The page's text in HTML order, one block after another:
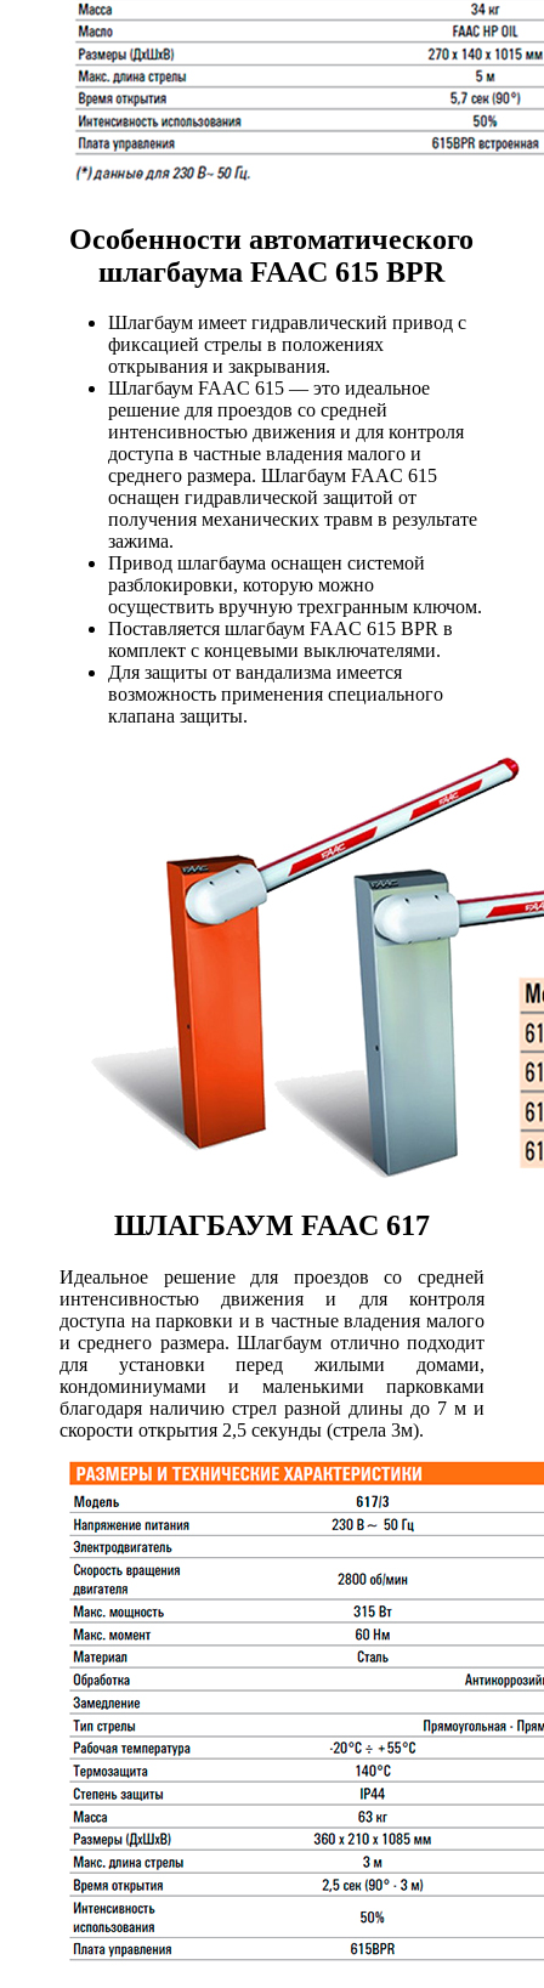
Особенности автоматического
шлагбаума FAAC 615 BPR
Шлагбаум имеет гидравлический привод с
фиксацией стрелы в положениях
открывания и закрывания.
Шлагбаум FAAC 615 — это идеальное
решение для проездов со средней
интенсивностью движения и для контроля
доступа в частные владения малого и
среднего размера. Шлагбаум FAAC 615
оснащен гидравлической защитой от
получения механических травм в результате
зажима.
Привод шлагбаума оснащен системой
разблокировки, которую можно
осуществить вручную трехгранным ключом.
Поставляется шлагбаум FAAC 615 BPR в
комплект с концевыми выключателями.
Для защиты от вандализма имеется
возможность применения специального
клапана защиты.
ШЛАГБАУМ FAAC 617
Идеальное решение для проездов со средней
интенсивностью движения и для контроля
доступа на парковки и в частные владения малого
и среднего размера. Шлагбаум отлично подходит
для установки перед жилыми домами,
кондоминиумами и маленькими парковками
благодаря наличию стрел разной длины до 7 м и
скорости открытия 2,5 секунды (стрела 3м).